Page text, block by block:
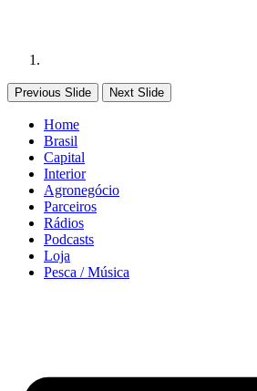
Previous Slide Next Slide
Home
Brasil
Capital
Interior
Agronegócio
Parceiros
Rádios
Podcasts
Loja
Pesca / Música